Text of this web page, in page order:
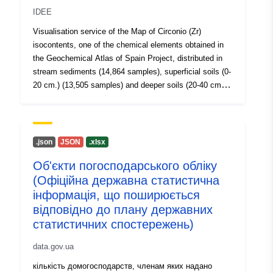
IDEE
Visualisation service of the Map of Circonio (Zr)
isocontents, one of the chemical elements obtained in
the Geochemical Atlas of Spain Project, distributed in
stream sediments (14,864 samples), superficial soils (0-
20 cm.) (13,505 samples) and deeper soils (20-40 cm.)
.json JSON .xlsx
Об'єкти погосподарського обліку
(Офіційна державна статистична
інформація, що поширюється
відповідно до плану державних
статистичних спостережень)
data.gov.ua
кількість домогосподарств, членам яких надано